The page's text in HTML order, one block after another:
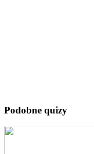
Podobne quizy